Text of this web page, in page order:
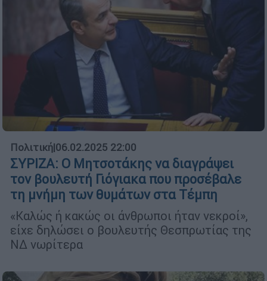
Πολιτική|06.02.2025 22:00
ΣΥΡΙΖΑ: Ο Μητσοτάκης να διαγράψει
τον βουλευτή Γιόγιακα που προσέβαλε
τη μνήμη των θυμάτων στα Τέμπη
«Καλώς ή κακώς οι άνθρωποι ήταν νεκροί»,
είχε δηλώσει ο βουλευτής Θεσπρωτίας της
ΝΔ νωρίτερα